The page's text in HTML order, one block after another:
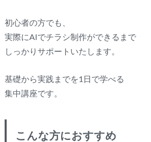
初心者の方でも、
実際にAIでチラシ制作ができるまで
しっかりサポートいたします。
基礎から実践までを1日で学べる
集中講座です。
こんな方におすすめ